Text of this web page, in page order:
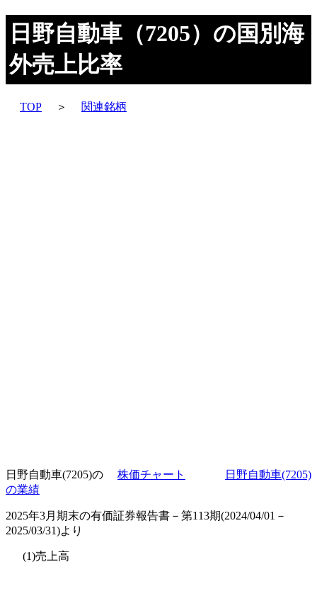
日野自動車（7205）の国別海
外売上比率
TOP ＞ 関連銘柄
日野自動車(7205)の 株価チャート
日野自動車(7205)
の業績
2025年3月期末の有価証券報告書－第113期(2024/04/01－
2025/03/31)より
(1)売上高